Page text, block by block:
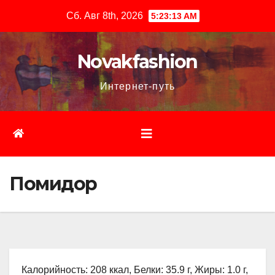
содержимому
Сб. Авг 8th, 2026 5:23:14 AM
Novakfashion
Интернет-путь
Помидор
Калорийность: 208 ккал, Белки: 35.9 г, Жиры: 1.0 г,